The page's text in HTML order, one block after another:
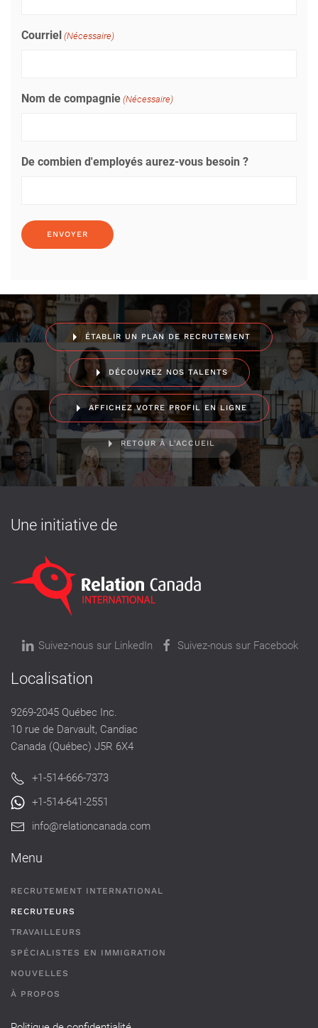
Courriel (Nécessaire)
Nom de compagnie (Nécessaire)
De combien d'employés aurez-vous besoin ?
ÉTABLIR UN PLAN DE RECRUTEMENT
DÉCOUVREZ NOS TALENTS
AFFICHEZ VOTRE PROFIL EN LIGNE
RETOUR À L'ACCUEIL
Une initiative de
Suivez-nous sur LinkedIn Suivez-nous sur Facebook
Localisation
9269-2045 Québec Inc.
10 rue de Darvault, Candiac
Canada (Québec) J5R 6X4
+1-514-666-7373
+1-514-641-2551
info@relationcanada.com
Menu
RECRUTEMENT INTERNATIONAL
RECRUTEURS
TRAVAILLEURS
SPÉCIALISTES EN IMMIGRATION
NOUVELLES
À PROPOS